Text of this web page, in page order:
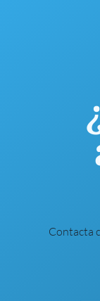
Contacta